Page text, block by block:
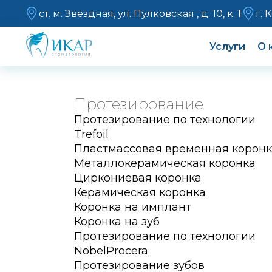
ст. м. Звёздная, ул. Пулковская , д. 10, к. 1 г.
Услуги О
Протезирование
Протезирование по технологии
Trefoil
Пластмассовая временная
Металлокерамическая коронка
Циркониевая коронка
Керамическая коронка
Коронка на имплант
Коронка на зуб
Протезирование по технологии
NobelProcera
Протезирование зубов